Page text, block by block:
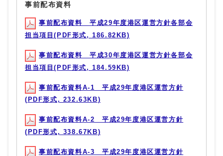
事前配布資料
事前配布資料 平成29年度港区運営方針各部会
担当項目(PDF形式, 186.82KB)
事前配布資料 平成30年度港区運営方針各部会
担当項目(PDF形式, 184.59KB)
事前配布資料A-1 平成29年度港区運営方針
(PDF形式, 232.63KB)
事前配布資料A-2 平成29年度港区運営方針
(PDF形式, 338.67KB)
事前配布資料A-3 平成29年度港区運営方針